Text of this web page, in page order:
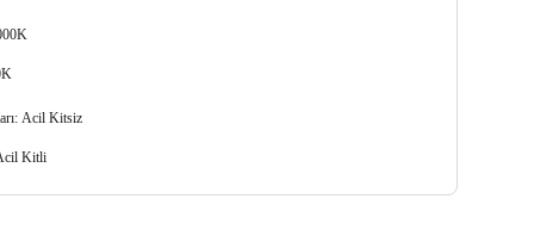
Acil Kitsiz
Kitli